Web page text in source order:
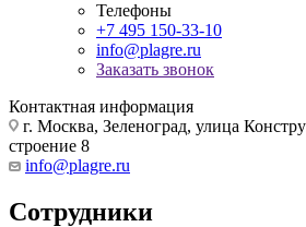
Телефоны
+7 495 150-33-10
info@plagre.ru
Заказать звонок
Контактная информация
г. Москва, Зеленоград, улица
строение 8
info@plagre.ru
Сотрудники